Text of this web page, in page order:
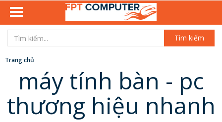
Tìm kiếm
Trang chủ
máy tính bàn - pc
thương hiệu nhanh